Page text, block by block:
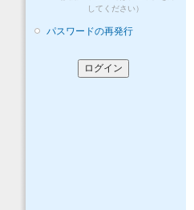
してください）
パスワードの再発行